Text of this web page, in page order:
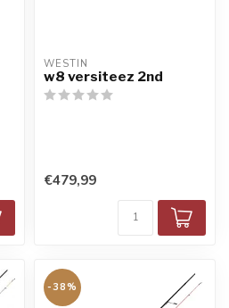
WESTIN
w8 versiteez 2nd
€479,99
-38%